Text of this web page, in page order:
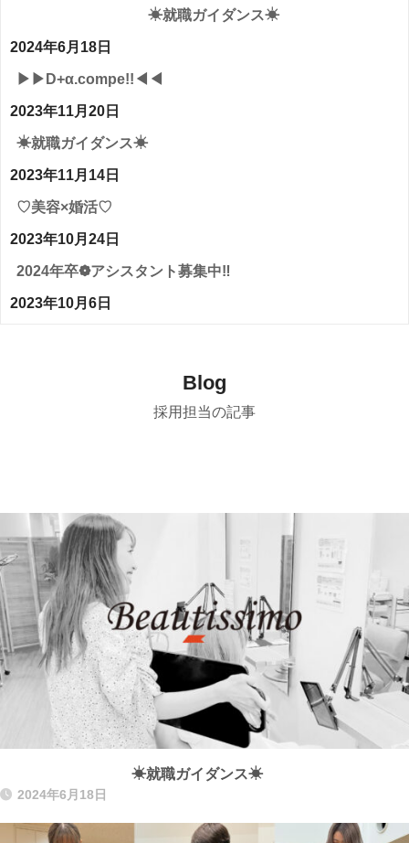
☀就職ガイダンス☀
2024年6月18日
▶▶D+α.compe!!◀◀
2023年11月20日
☀就職ガイダンス☀
2023年11月14日
♡美容×婚活♡
2023年10月24日
2024年卒❁アシスタント募集中‼
2023年10月6日
Blog
採用担当の記事
☀就職ガイダンス☀
2024年6月18日